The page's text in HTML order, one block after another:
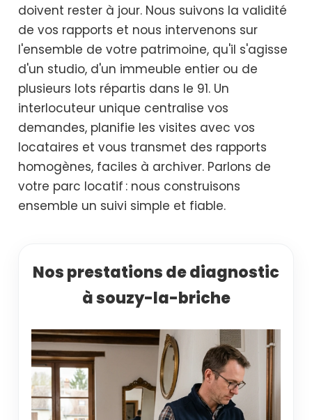
doivent rester à jour. Nous suivons la validité
de vos rapports et nous intervenons sur
l'ensemble de votre patrimoine, qu'il s'agisse
d'un studio, d'un immeuble entier ou de
plusieurs lots répartis dans le 91. Un
interlocuteur unique centralise vos
demandes, planifie les visites avec vos
locataires et vous transmet des rapports
homogènes, faciles à archiver. Parlons de
votre parc locatif : nous construisons
ensemble un suivi simple et fiable.
Nos prestations de diagnostic
à souzy-la-briche